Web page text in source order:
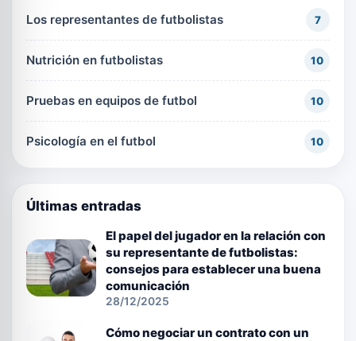
Los representantes de futbolistas 7
Nutrición en futbolistas 10
Pruebas en equipos de futbol 10
Psicología en el futbol 10
Últimas entradas
El papel del jugador en la relación con
su representante de futbolistas:
consejos para establecer una buena
comunicación
28/12/2025
Cómo negociar un contrato con un